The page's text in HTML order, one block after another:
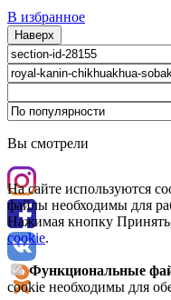
В избранное
Наверх
Вы смотрели
На сайте используются
файлы необходимы для
Нажимая кнопку
cookie.
Функциональные
cookie необходимы для